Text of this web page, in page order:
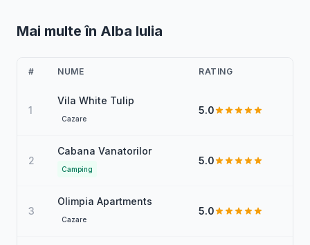
Mai multe în Alba Iulia
# NUME RATING
1
Vila White Tulip
Cazare
5.0
2
Cabana Vanatorilor
Camping
5.0
3
Olimpia Apartments
Cazare
5.0